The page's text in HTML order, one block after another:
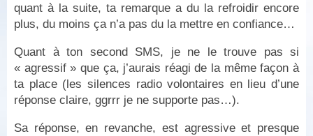
quant à la suite, ta remarque a du la refroidir encore
plus, du moins ça n’a pas du la mettre en confiance…
Quant à ton second SMS, je ne le trouve pas si
« agressif » que ça, j’aurais réagi de la même façon à
ta place (les silences radio volontaires en lieu d’une
réponse claire, ggrrr je ne supporte pas…).
Sa réponse, en revanche, est agressive et presque